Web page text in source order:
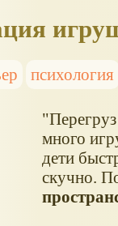
психология
много
дети
скучно.